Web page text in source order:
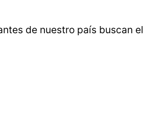
de nuestro país buscan el